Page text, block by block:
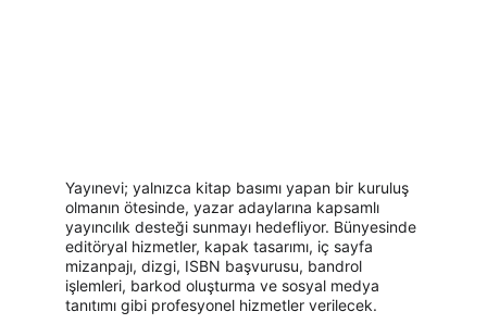
Yayınevi; yalnızca kitap basımı yapan bir kuruluş
olmanın ötesinde, yazar adaylarına kapsamlı
yayıncılık desteği sunmayı hedefliyor. Bünyesinde
editöryal hizmetler, kapak tasarımı, iç sayfa
mizanpajı, dizgi, ISBN başvurusu, bandrol
işlemleri, barkod oluşturma ve sosyal medya
tanıtımı gibi profesyonel hizmetler verilecek.